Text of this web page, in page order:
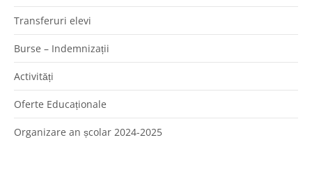
Transferuri elevi
Burse – Indemnizații
Activități
Oferte Educaționale
Organizare an școlar 2024-2025